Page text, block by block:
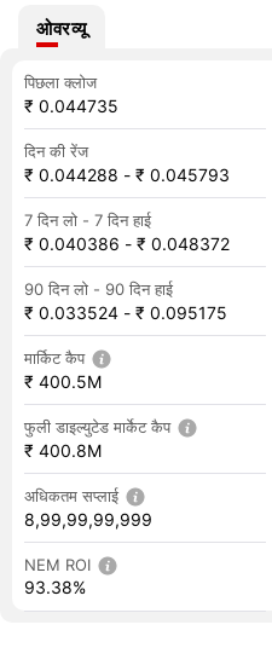
ओवरव्यू
पिछला क्लोज
₹ 0.044735
दिन की रेंज
₹ 0.044288 - ₹ 0.045793
7 दिन लो - 7 दिन हाई
₹ 0.040386 - ₹ 0.048372
90 दिन लो - 90 दिन हाई
₹ 0.033524 - ₹ 0.095175
मार्किट कैप
₹ 400.5M
फुली डाइल्युटेड मार्केट कैप
₹ 400.8M
अधिकतम सप्लाई
8,99,99,99,999
NEM ROI
93.38%